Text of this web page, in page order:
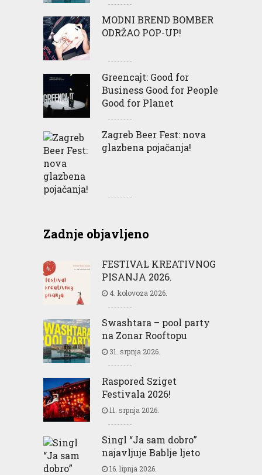
MODNI BREND BOMBER
ODRŽAO POP-UP!
Greencajt: Good for
Business Good for People
Good for Planet
Zagreb Beer Fest: nova
glazbena pojačanja!
Zadnje objavljeno
FESTIVAL KREATIVNOG
PISANJA 2026.
4. kolovoza 2026.
Swashtara – pool party
na Zonar Rooftopu
31. srpnja 2026.
Raspored Sziget
Festivala 2026!
11. srpnja 2026.
Singl “Ja sam dobro”
najavljuje Bablje ljeto
16. lipnja 2026.